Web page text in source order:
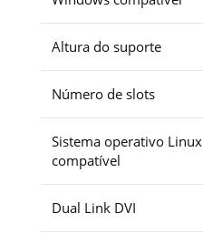
Altura do suporte
Número de slots
Sistema operativo Linux
compatível
Dual Link DVI